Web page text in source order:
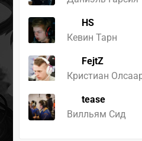
HS
Кевин Тарн
FejtZ
Кристиан
tease
Вилльям Сид